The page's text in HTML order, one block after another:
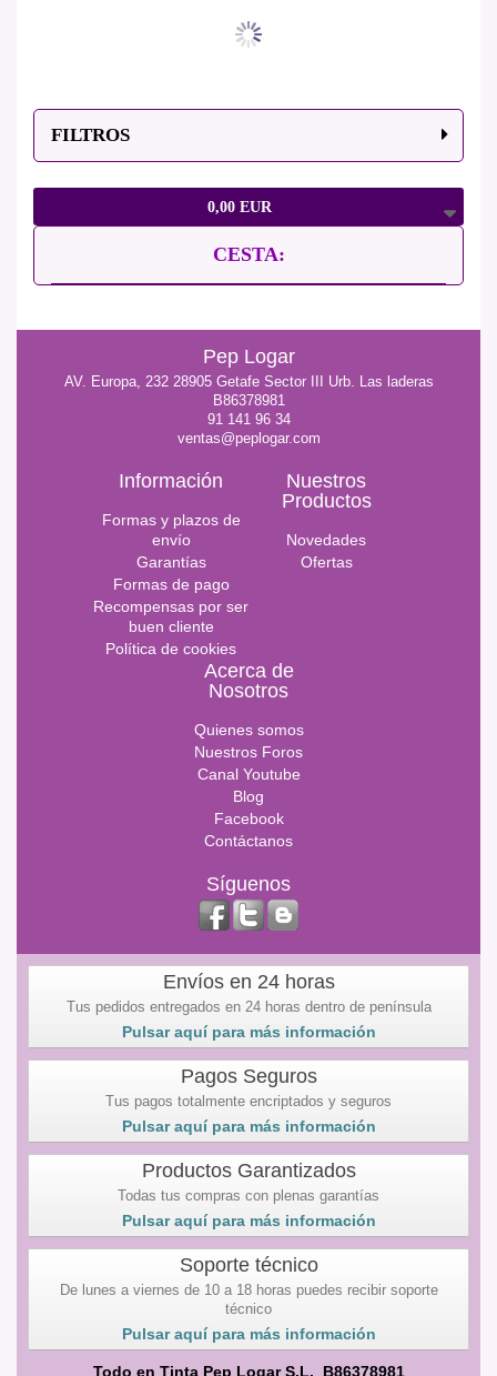
FILTROS
0,00 EUR
CESTA:
Pep Logar
AV. Europa, 232 28905 Getafe Sector III Urb. Las laderas
B86378981
91 141 96 34
ventas@peplogar.com
Información
Formas y plazos de
envío
Garantías
Formas de pago
Recompensas por ser
buen cliente
Política de cookies
Nuestros
Productos
Novedades
Ofertas
Acerca de
Nosotros
Quienes somos
Nuestros Foros
Canal Youtube
Blog
Facebook
Contáctanos
Síguenos
Envíos en 24 horas
Tus pedidos entregados en 24 horas dentro de península
Pulsar aquí para más información
Pagos Seguros
Tus pagos totalmente encriptados y seguros
Pulsar aquí para más información
Productos Garantizados
Todas tus compras con plenas garantías
Pulsar aquí para más información
Soporte técnico
De lunes a viernes de 10 a 18 horas puedes recibir soporte
técnico
Pulsar aquí para más información
Todo en Tinta Pep Logar S.L. B86378981